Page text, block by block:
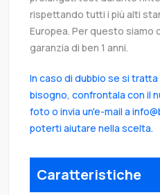
rispettando tutti i più alti
Europea. Per questo siamo
garanzia di ben 1 anni.
In caso di dubbio se si
bisogno, confrontala con il
foto o invia un'e-mail a
poterti aiutare nella scelta.
Caratteristiche